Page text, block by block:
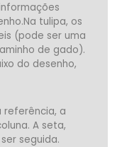
Na tulipa, os
(pode ser uma
de gado).
do desenho,
referência, a
A seta,
seguida.